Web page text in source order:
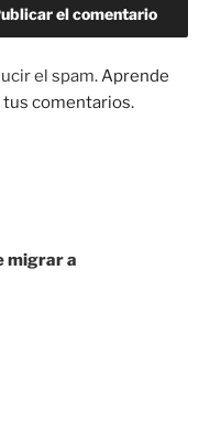
el spam.Aprende
tus comentarios.
migrar a